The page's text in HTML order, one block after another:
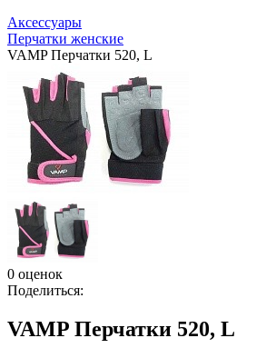
Аксессуары
Перчатки женские
VAMP Перчатки 520, L
0 оценок
Поделиться:
VAMP Перчатки 520, L